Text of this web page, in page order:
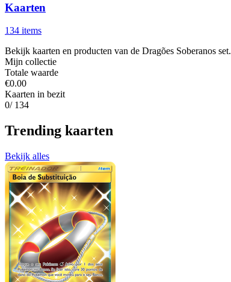
Kaarten
134 items
Bekijk kaarten en producten van de Dragões Soberanos set.
Mijn collectie
Totale waarde
€0.00
Kaarten in bezit
0/ 134
Trending kaarten
Bekijk alles